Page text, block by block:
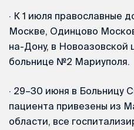
· К 1 июля православные
Москве, Одинцово
на-Дону, в Новоазовской
больнице №2 Мариуполя.
· 29–30 июня в Больницу
пациента привезены из
области, все